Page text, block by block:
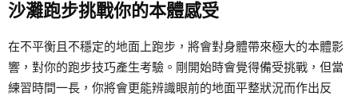
沙灘跑步挑戰你的本體感受
在不平衡且不穩定的地面上跑步，將會對身體帶來極大的本體影
響，對你的跑步技巧產生考驗。剛開始時會覺得備受挑戰，但當
練習時間一長，你將會更能辨識眼前的地面平整狀況而作出反